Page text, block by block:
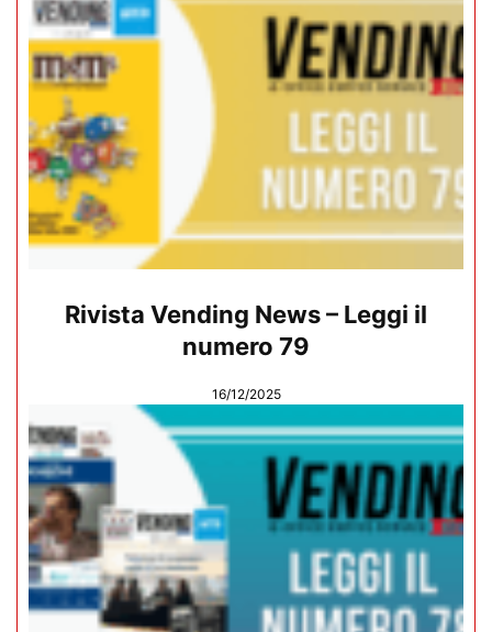
Rivista Vending News – Leggi il
numero 79
16/12/2025